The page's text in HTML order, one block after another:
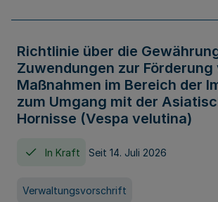
Richtlinie über die
Zuwendungen zur Förderung
Maßnahmen im Bereich der
zum Umgang mit der
Hornisse (Vespa velutina)
In Kraft Seit 14. Juli 2026
Verwaltungsvorschrift